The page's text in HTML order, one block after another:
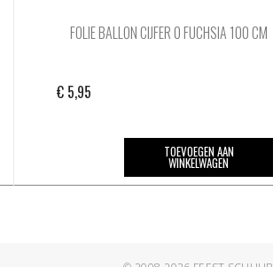
FOLIE BALLON CIJFER 0 FUCHSIA 100 CM
€ 5,95
TOEVOEGEN AAN
WINKELWAGEN